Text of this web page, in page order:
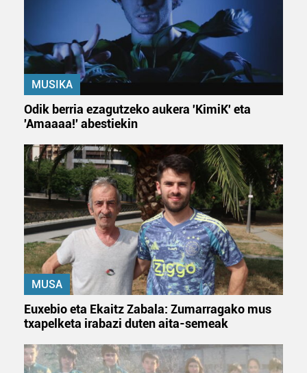
MUSIKA
Odik berria ezagutzeko aukera 'KimiK' eta
'Amaaaa!' abestiekin
MUSA
Euxebio eta Ekaitz Zabala: Zumarragako mus
txapelketa irabazi duten aita-semeak